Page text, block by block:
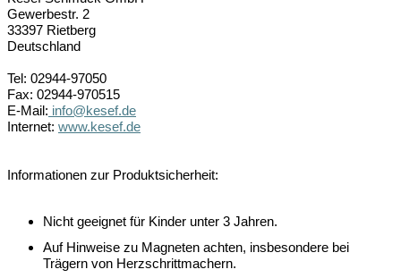
Gewerbestr. 2
33397 Rietberg
Deutschland
Tel: 02944-97050
Fax: 02944-970515
E-Mail: info@kesef.de
Internet: www.kesef.de
Informationen zur Produktsicherheit:
Nicht geeignet für Kinder unter 3 Jahren.
Auf Hinweise zu Magneten achten, insbesondere bei
Trägern von Herzschrittmachern.